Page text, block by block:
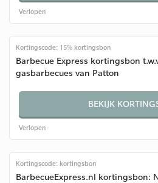
Verlopen
Kortingscode: 15% kortingsbon
Barbecue Express kortingsbon
gasbarbecues van Patton
BEKIJK
Verlopen
Kortingscode: kortingsbon
BarbecueExpress.nl kortingsbon: